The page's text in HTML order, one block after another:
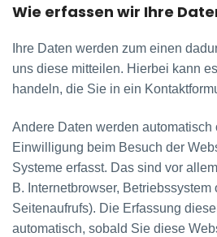
Wie erfassen wir Ihre
Ihre Daten werden zum einen
uns diese mitteilen. Hierbei kann
handeln, die Sie in ein
Andere Daten werden automatisch
Einwilligung beim Besuch der
Systeme erfasst. Das sind vor
B. Internetbrowser, Betriebssystem
Seitenaufrufs). Die Erfassung
automatisch, sobald Sie diese